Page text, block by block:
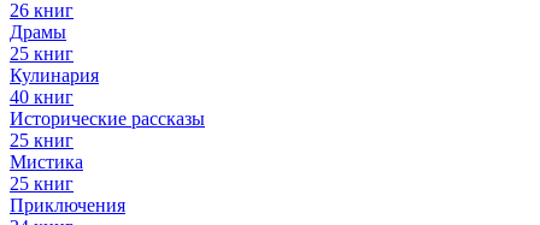
26 книг
Драмы
25 книг
Кулинария
40 книг
Исторические рассказы
25 книг
Мистика
25 книг
Приключения